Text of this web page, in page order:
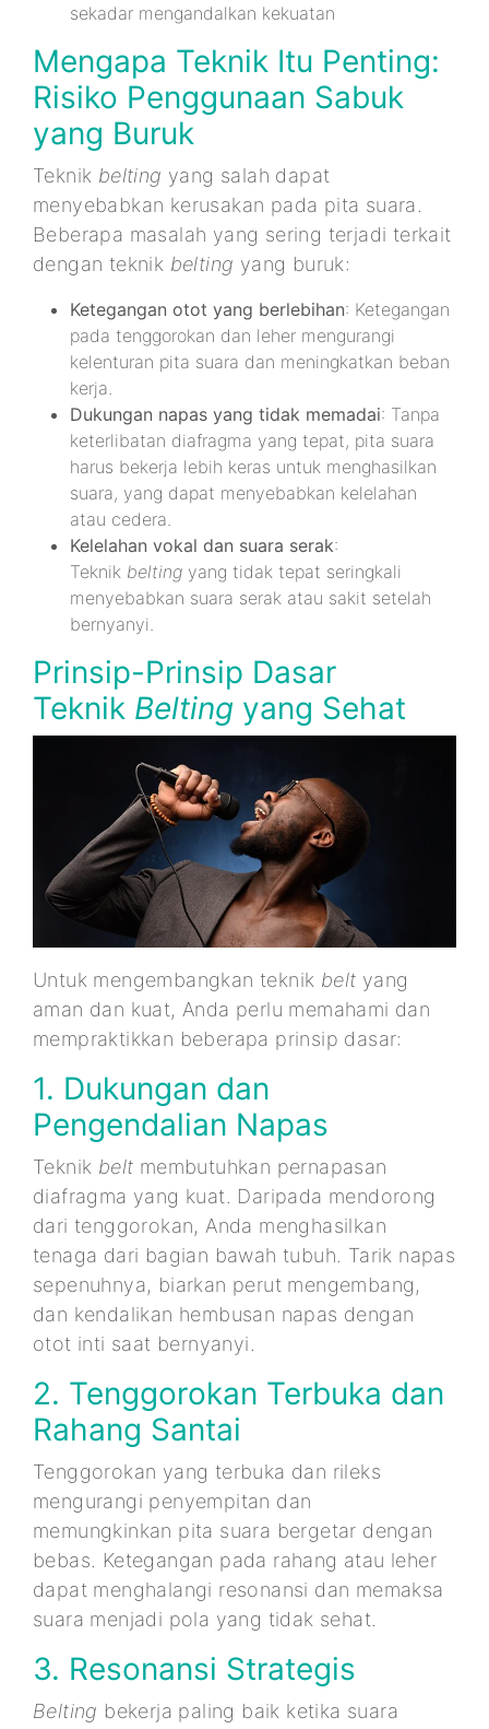
sekadar mengandalkan kekuatan
Mengapa Teknik Itu Penting:
Risiko Penggunaan Sabuk
yang Buruk
Teknik belting yang salah dapat
menyebabkan kerusakan pada pita suara.
Beberapa masalah yang sering terjadi terkait
dengan teknik belting yang buruk:
Ketegangan otot yang berlebihan: Ketegangan
pada tenggorokan dan leher mengurangi
kelenturan pita suara dan meningkatkan beban
kerja.
Dukungan napas yang tidak memadai: Tanpa
keterlibatan diafragma yang tepat, pita suara
harus bekerja lebih keras untuk menghasilkan
suara, yang dapat menyebabkan kelelahan
atau cedera.
Kelelahan vokal dan suara serak:
Teknik belting yang tidak tepat seringkali
menyebabkan suara serak atau sakit setelah
bernyanyi.
Prinsip-Prinsip Dasar
Teknik Belting yang Sehat
Untuk mengembangkan teknik belt yang
aman dan kuat, Anda perlu memahami dan
mempraktikkan beberapa prinsip dasar:
1. Dukungan dan
Pengendalian Napas
Teknik belt membutuhkan pernapasan
diafragma yang kuat. Daripada mendorong
dari tenggorokan, Anda menghasilkan
tenaga dari bagian bawah tubuh. Tarik napas
sepenuhnya, biarkan perut mengembang,
dan kendalikan hembusan napas dengan
otot inti saat bernyanyi.
2. Tenggorokan Terbuka dan
Rahang Santai
Tenggorokan yang terbuka dan rileks
mengurangi penyempitan dan
memungkinkan pita suara bergetar dengan
bebas. Ketegangan pada rahang atau leher
dapat menghalangi resonansi dan memaksa
suara menjadi pola yang tidak sehat.
3. Resonansi Strategis
Belting bekerja paling baik ketika suara